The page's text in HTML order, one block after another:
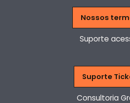
Nossos
Suporte
Suporte
Consultoria